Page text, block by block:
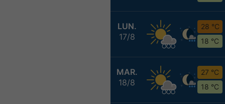
LUN.
17/8
28 °C
18 °C
MAR.
18/8
27 °C
18 °C